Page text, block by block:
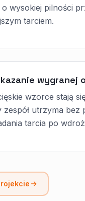
wysokiej pilności
tarciem.
wygranej
wzorce stają
zespół utrzyma bez
tarcia po